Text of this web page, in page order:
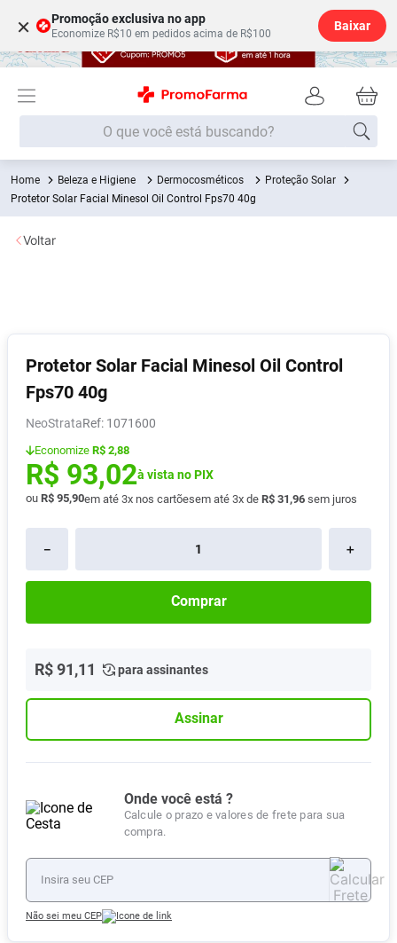
× Promoção exclusiva no app
Economize R$10 em pedidos acima de R$100
Baixar
O que você está buscando?
Beleza e Higiene Dermocosméticos
Proteção Solar
Protetor Solar Facial Minesol Oil Control Fps70 40g
Protetor Solar Facial Minesol Oil Control
Fps70 40g
NeoStrata : 1071600
Economize R$ 2,88
R$ 93,02à vista no PIX
ou R$ 95,90em até 3x nos cartõesem até 3x de R$ 31 ,96 sem juros
＋
－
Comprar
R$91,11 para assinantes
Assinar
Onde você está ?
Calcule o prazo e valores de frete para sua
compra.
Não sei meu CEP
Voltar
Termos mais buscados
1º Fralda
2
5º Fralda G
6º Shampoo
7º Desodorante
8º Absorvente
9º Lavitan
10 º Vitamina D